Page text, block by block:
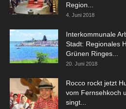
Region...
4. Juni 2018
Interkommunale
Stadt: Regionales
Grünen Ringes...
20. Juni 2018
Rocco rockt jetzt
vom Fernsehkoch
singt...